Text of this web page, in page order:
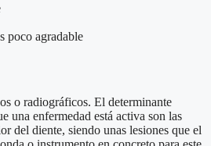
poco agradable
o radiográficos. El determinante
una enfermedad está activa son las
del diente, siendo unas lesiones que el